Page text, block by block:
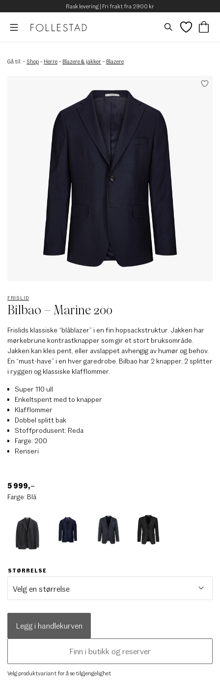
Rask levering | Fri frakt fra 2900 kr
Gå til: – Shop – Herre – Blazere & jakker – Blazere
FRISLID
Bilbao – Marine 200
Frislids klassiske “blåblazer” i en fin hopsackstruktur. Jakken har
mørkebrune kontrastknapper som gir et stort bruksområde.
Jakken kan kles pent, eller avslappet avhengig av humør og behov.
En “must-have” i en hver garedrobe. Bilbao har 2 knapper, 2 splitter
i ryggen og klassiske klafflommer.
Super 110 ull
Enkeltspent med to knapper
Klafflommer
Dobbel splitt bak
Stoffprodusent: Reda
Farge: 200
Renseri
5 999,–
Farge: Blå
STØRRELSE
Legg i handlekurven
Finn i butikk og reserver
Velg produktvariant for å se tilgjengelighet